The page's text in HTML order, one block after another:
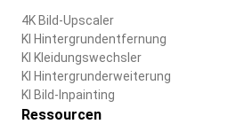
4K Bild-Upscaler
KI Hintergrundentfernung
KI Kleidungswechsler
KI Hintergrunderweiterung
KI Bild-Inpainting
Ressourcen